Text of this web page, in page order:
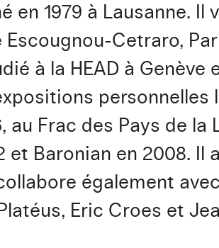
en 1979 à Lausanne.
Cetraro,
à la HEAD à
Frac des Pays de la
et Baronian en 2008.
également
Eric Croes et